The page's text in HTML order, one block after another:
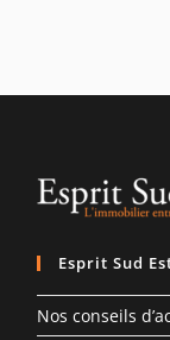
Esprit Sud
Nos conseils